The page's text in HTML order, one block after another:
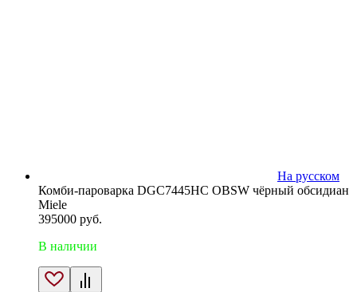
На русском
Комби-пароварка DGC7445HC OBSW чёрный обсидиан
Miele
395000 руб.
В наличии